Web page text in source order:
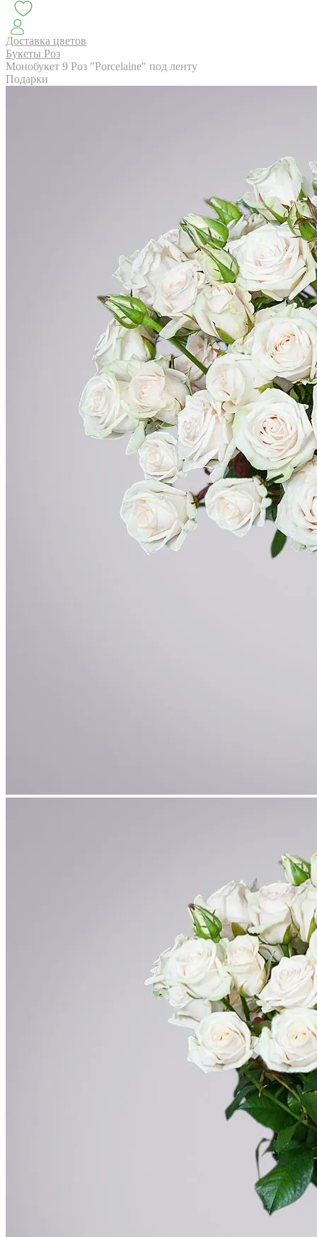
АВТОРСКИЕ БУКЕТЫ
ЦВЕТЫ
Доставка цветов
Букеты Роз
Монобукет 9 Роз "Porcelaine" под ленту
Подарки